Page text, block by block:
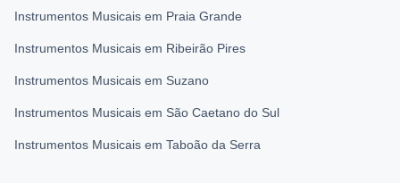
Instrumentos Musicais em Praia Grande
Instrumentos Musicais em Ribeirão Pires
Instrumentos Musicais em Suzano
Instrumentos Musicais em São Caetano do Sul
Instrumentos Musicais em Taboão da Serra